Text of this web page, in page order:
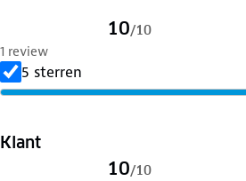
10/10
1 review
5 sterren
Klant
10/10